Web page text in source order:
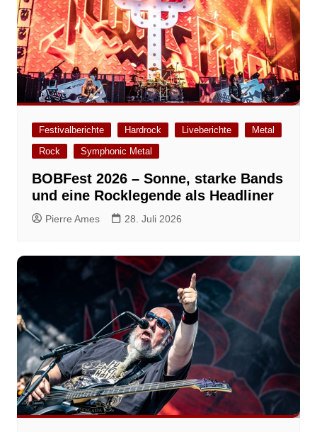
Festivalberichte Hardrock Liveberichte
Metal
Rock
Symphonic Metal
BOBFest 2026 – Sonne, starke Bands
und eine Rocklegende als Headliner
Pierre Ames 28. Juli 2026